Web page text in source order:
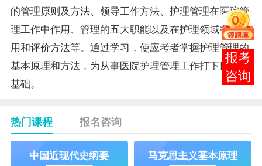
的管理原则及方法、领导工作方法、护理管理在医院管
理工作中作用、管理的五大职能以及在护理领域中的应
用和评价方法等。通过学习，使应考者掌握护理管理的
基本原理和方法，为从事医院护理管理工作打下良好的
基础。
热门课程 报名咨询
中国近现代史纲要 马克思主义基本原理
在线
客服